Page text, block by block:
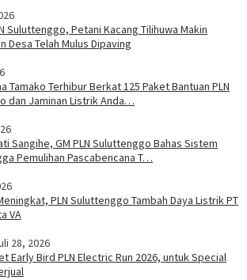
Suluttenggo, Petani Kacang Tilihuwa Makin
Desa Telah Mulus Dipaving
Tamako Terhibur Berkat 125 Paket Bantuan PLN
dan Jaminan Listrik Anda…
Sangihe, GM PLN Suluttenggo Bahas Sistem
Pemulihan Pascabencana T…
PLN Suluttenggo Tambah Daya Listrik PT
VA
28, 2026
Early Bird PLN Electric Run 2026, untuk Special